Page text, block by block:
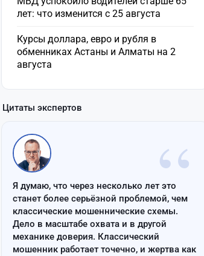
лет: что изменится с 25 августа
Курсы доллара, евро и рубля в
обменниках Астаны и Алматы на 2
августа
Цитаты экспертов
“
Я думаю, что через несколько лет это
станет более серьёзной проблемой, чем
классические мошеннические схемы.
Дело в масштабе охвата и в другой
механике доверия. Классический
мошенник работает точечно, и жертва как